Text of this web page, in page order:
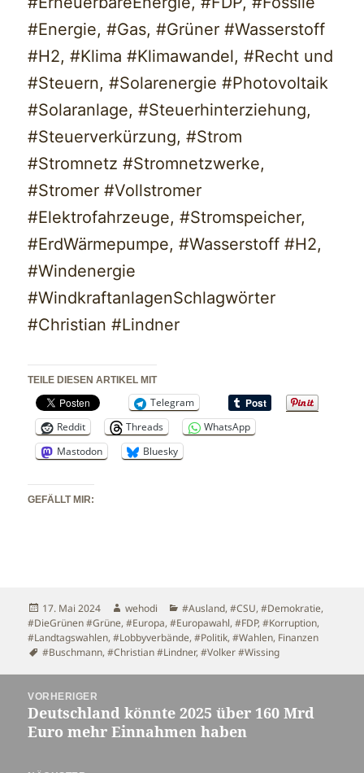
#Energie, #Gas, #Grüner #Wasserstoff
#H2, #Klima #Klimawandel, #Recht und
#Steuern, #Solarenergie #Photovoltaik
#Solaranlage, #Steuerhinterziehung,
#Steuerverkürzung, #Strom
#Stromnetz #Stromnetzwerke,
#Stromer #Vollstromer
#Elektrofahrzeuge, #Stromspeicher,
#ErdWärmepumpe, #Wasserstoff #H2,
#Windenergie
#WindkraftanlagenSchlagwörter
#Christian #Lindner
TEILE DIESEN ARTIKEL MIT
Telegram
Reddit
Threads
WhatsApp
Mastodon
Bluesky
GEFÄLLT MIR:
Veröffentlicht
am
17. Mai 2024 Autor
wehodi Kategorien
#Ausland,#CSU,#Demokratie,
#DieGrünen #Grüne,#Europa,#Europawahl,#FDP,#Korruption,
#Landtagswahlen,#Lobbyverbände,#Politik,#Wahlen, Finanzen
Schlagwörter
#Buschmann,#Christian #Lindner,#Volker #Wissing
Beitragsnavigation
VORHERIGER
Vorheriger
Beitrag:
Deutschland könnte 2025 über 160 Mrd
Euro mehr Einnahmen haben